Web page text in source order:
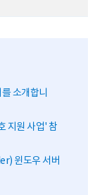
소개합니
지원 사업' 참
윈도우 서버